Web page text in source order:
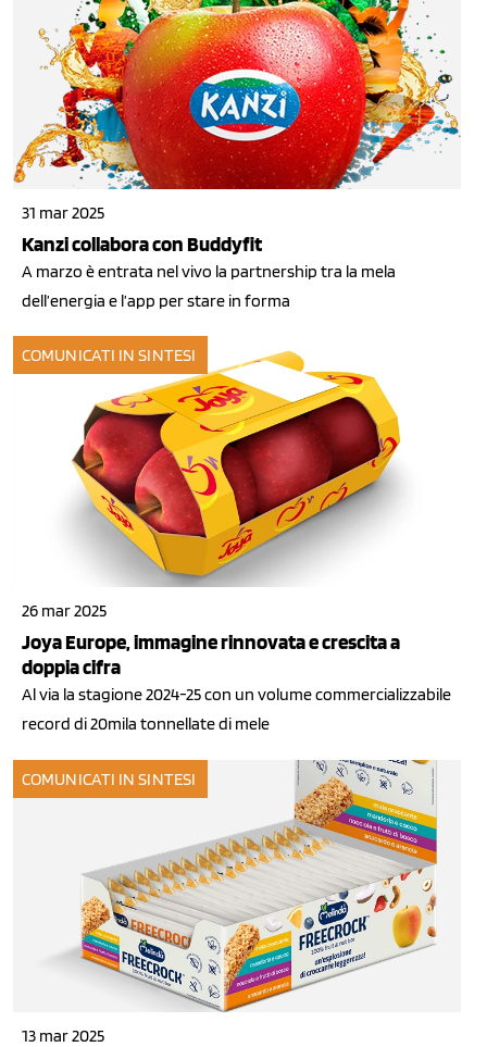
31 mar 2025
Kanzi collabora con Buddyfit
A marzo è entrata nel vivo la partnership tra la mela
dell’energia e l’app per stare in forma
COMUNICATI IN SINTESI
26 mar 2025
Joya Europe, immagine rinnovata e crescita a
doppia cifra
Al via la stagione 2024-25 con un volume commercializzabile
record di 20mila tonnellate di mele
COMUNICATI IN SINTESI
13 mar 2025